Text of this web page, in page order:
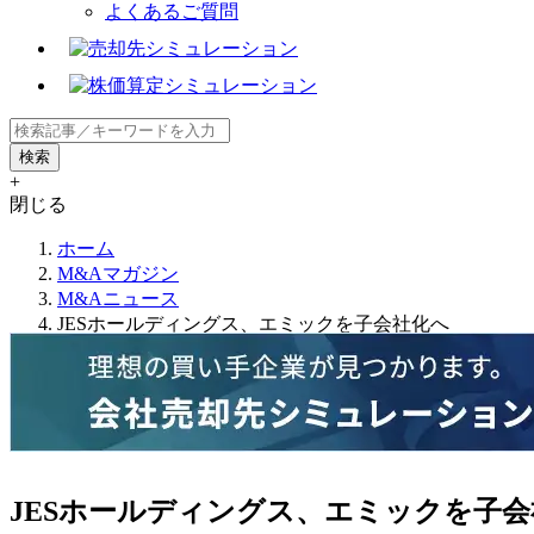
よくあるご質問
+
閉じる
ホーム
M&Aマガジン
M&Aニュース
JESホールディングス、エミックを子会社化へ
JESホールディングス、エミックを子